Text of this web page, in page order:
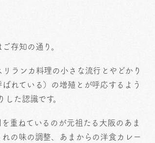
存知の通り。
ランカ料理の小さな流行とやどかり
れている）の増殖とが呼応するよう
た認識です。
重ねているのが元祖たる大阪のあま
の味の調整、あまからの洋食カレー